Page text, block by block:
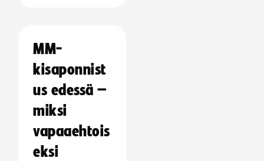
MM-
kisaponnist
us edessä –
miksi
vapaaehtois
eksi